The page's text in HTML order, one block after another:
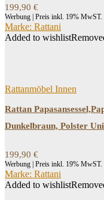
199,90 €
Werbung | Preis inkl. 19% MwST.
Marke: Rattani
Added to wishlist
Rattanmöbel Innen
Rattan
Dunkelbraun, Polster
199,90 €
Werbung | Preis inkl. 19% MwST.
Marke: Rattani
Added to wishlist